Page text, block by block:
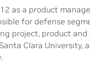
as a product
for defense
project, product
Clara University,